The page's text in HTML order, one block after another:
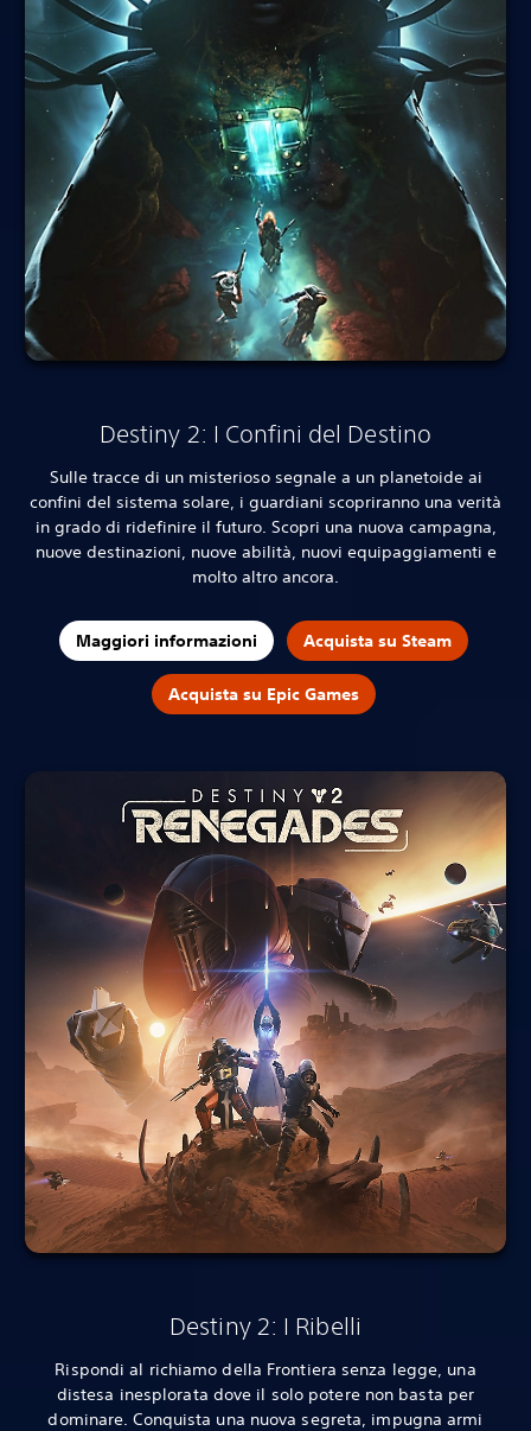
Destiny 2: I Confini del Destino
Sulle tracce di un misterioso segnale a un planetoide ai
confini del sistema solare, i guardiani scopriranno una verità
in grado di ridefinire il futuro. Scopri una nuova campagna,
nuove destinazioni, nuove abilità, nuovi equipaggiamenti e
molto altro ancora.
Maggiori informazioni Acquista su Steam
Acquista su Epic Games
Destiny 2: I Ribelli
Rispondi al richiamo della Frontiera senza legge, una
distesa inesplorata dove il solo potere non basta per
dominare. Conquista una nuova segreta, impugna armi